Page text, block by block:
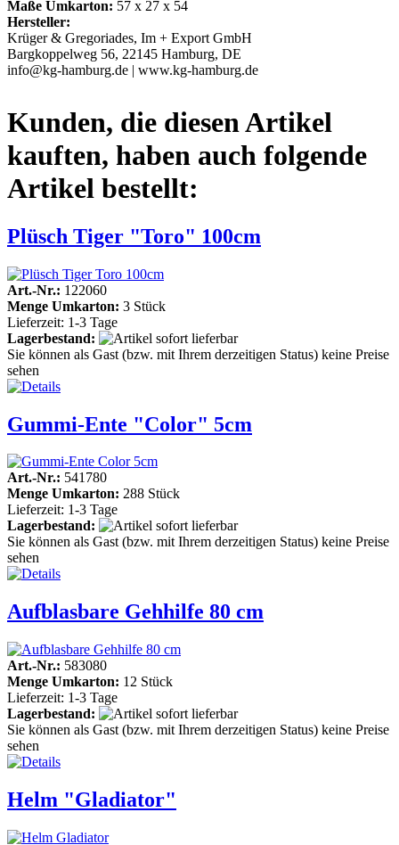
Maße Umkarton: 57 x 27 x 54
Hersteller:
Krüger & Gregoriades, Im + Export GmbH
Bargkoppelweg 56, 22145 Hamburg, DE
info@kg-hamburg.de | www.kg-hamburg.de
Kunden, die diesen Artikel
kauften, haben auch folgende
Artikel bestellt:
Plüsch Tiger "Toro" 100cm
Art.-Nr.: 122060
Menge Umkarton: 3 Stück
Lieferzeit: 1-3 Tage
Lagerbestand:
Sie können als Gast (bzw. mit Ihrem derzeitigen Status) keine Preise
sehen
Gummi-Ente "Color" 5cm
Art.-Nr.: 541780
Menge Umkarton: 288 Stück
Lieferzeit: 1-3 Tage
Lagerbestand:
Sie können als Gast (bzw. mit Ihrem derzeitigen Status) keine Preise
sehen
Aufblasbare Gehhilfe 80 cm
Art.-Nr.: 583080
Menge Umkarton: 12 Stück
Lieferzeit: 1-3 Tage
Lagerbestand:
Sie können als Gast (bzw. mit Ihrem derzeitigen Status) keine Preise
sehen
Helm "Gladiator"